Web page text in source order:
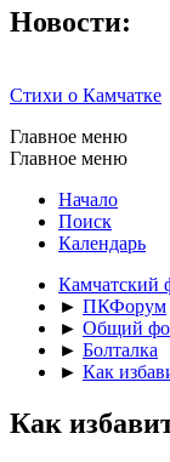
Новости:
Стихи о Камчатке
Главное меню
Главное меню
Начало
Поиск
Календарь
Камчатский
► ПКФорум
► Общий
► Болталка
► Как
Как